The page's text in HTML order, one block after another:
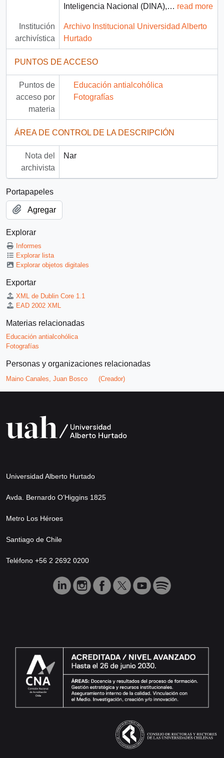
Inteligencia Nacional (DINA),… read more
Institución
archivística
Archivo Institucional Universidad Alberto
Hurtado
PUNTOS DE ACCESO
Puntos de
acceso por
materia
Educación antialcohólica
Fotografías
ÁREA DE CONTROL DE LA DESCRIPCIÓN
Nota del
archivista
Nar
Portapapeles
Agregar
Explorar
Informes
Explorar lista
Explorar objetos digitales
Exportar
XML de Dublin Core 1.1
EAD 2002 XML
Materias relacionadas
Educación antialcohólica
Fotografías
Personas y organizaciones relacionadas
Maino Canales, Juan Bosco (Creador)
Universidad Alberto Hurtado
Avda. Bernardo O’Higgins 1825
Metro Los Héroes
Santiago de Chile
Teléfono +56 2 2692 0200